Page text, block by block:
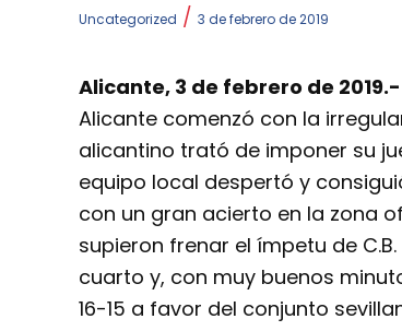
Uncategorized / 3 de febrero de 2019
Alicante, 3 de febrero de 2019.-
Alicante comenzó con la
alicantino trató de imponer su
equipo local despertó y
con un gran acierto en la zona
supieron frenar el ímpetu de
cuarto y, con muy buenos
16-15 a favor del conjunto